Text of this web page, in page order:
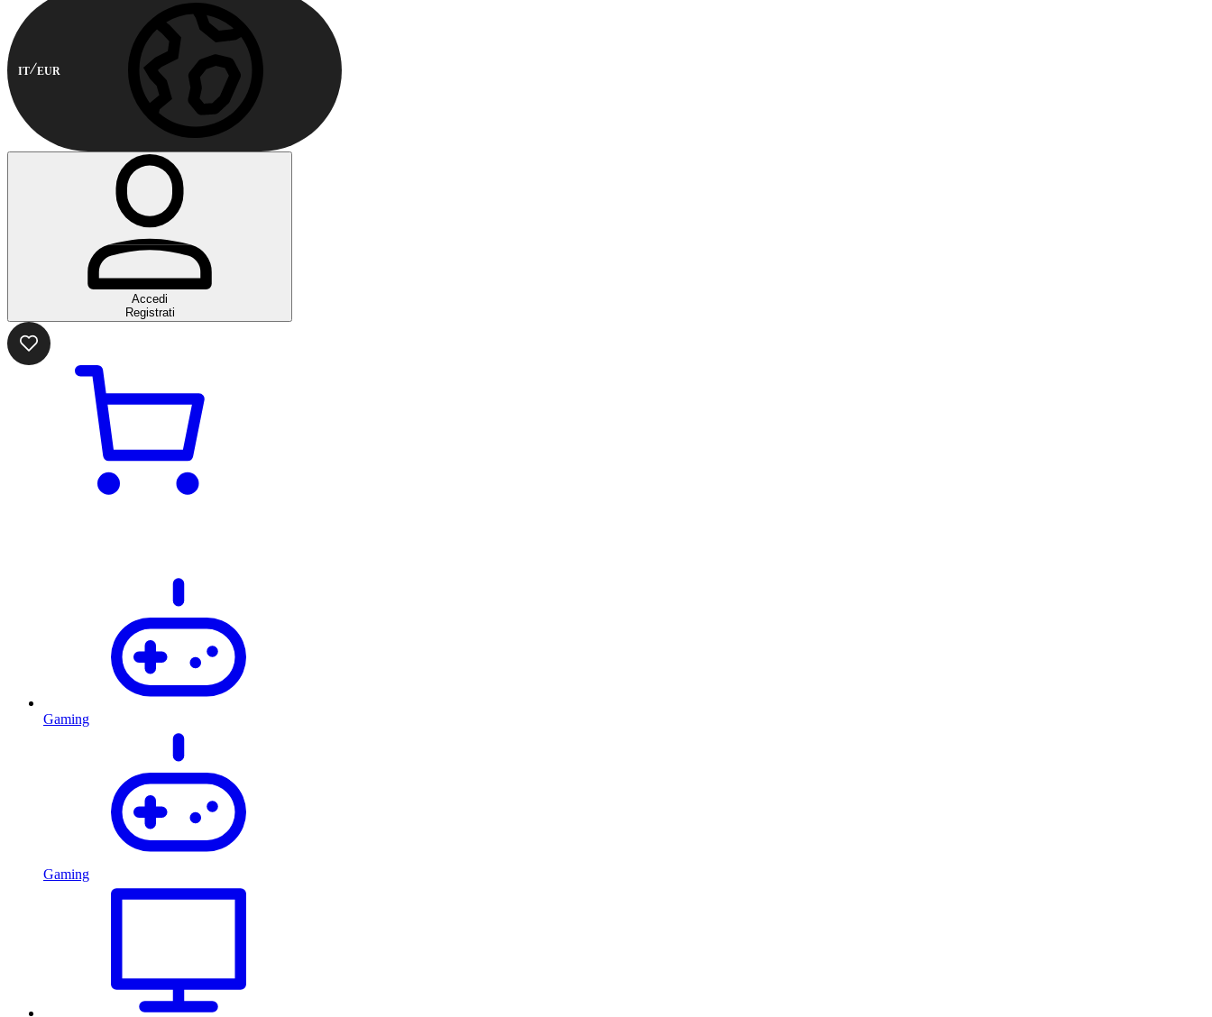
IT EUR
Accedi
Registrati
Gaming
Gaming